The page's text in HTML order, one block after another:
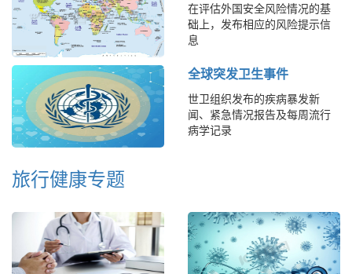
在评估外国安全风险情况的基
础上，发布相应的风险提示信
息
全球突发卫生事件
世卫组织发布的疾病暴发新
闻、紧急情况报告及每周流行
病学记录
旅行健康专题